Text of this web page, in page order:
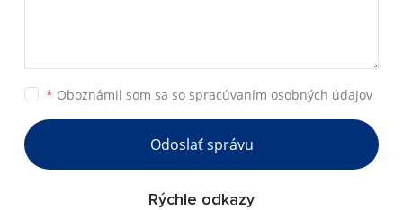
* Oboznámil som sa so spracúvaním osobných údajov
Odoslať správu
Rýchle odkazy